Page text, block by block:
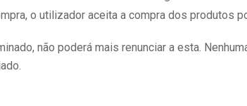
o utilizador aceita a compra dos
não poderá mais renunciar a esta.